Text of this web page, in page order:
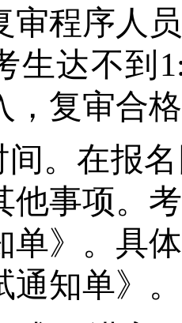
审程序人
生达不到
，复审合
间。在报
他事项。
单》。具
知单》。